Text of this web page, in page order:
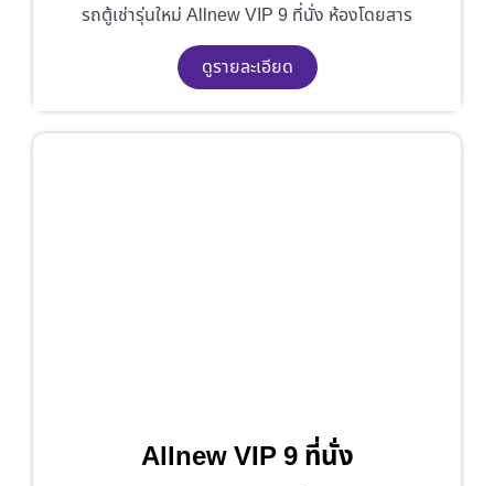
รถตู้เช่ารุ่นใหม่ Allnew VIP 9 ที่นั่ง ห้องโดยสาร
ดูรายละเอียด
Allnew VIP 9 ที่นั่ง